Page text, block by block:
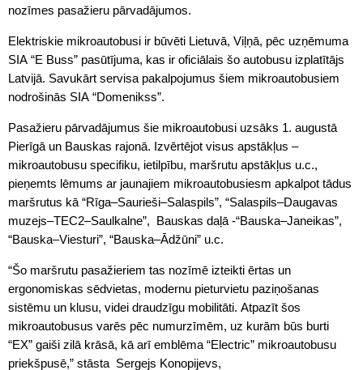
nozīmes pasažieru pārvadājumos.
Elektriskie mikroautobusi ir būvēti Lietuvā, Viļņā, pēc uzņēmuma
SIA “E Buss” pasūtījuma, kas ir oficiālais šo autobusu izplatītājs
Latvijā. Savukārt servisa pakalpojumus šiem mikroautobusiem
nodrošinās SIA “Domenikss”.
Pasažieru pārvadājumus šie mikroautobusi uzsāks 1. augustā
Pierīgā un Bauskas rajonā. Izvērtējot visus apstākļus –
mikroautobusu specifiku, ietilpību, maršrutu apstākļus u.c.,
pieņemts lēmums ar jaunajiem mikroautobusiesm apkalpot tādus
maršrutus kā “Rīga–Saurieši–Salaspils”, “Salaspils–Daugavas
muzejs–TEC2–Saulkalne”, Bauskas daļā -“Bauska–Janeikas”,
“Bauska–Viesturi”, “Bauska–Ādžūni” u.c.
“Šo maršrutu pasažieriem tas nozīmē izteikti ērtas un
ergonomiskas sēdvietas, modernu pieturvietu paziņošanas
sistēmu un klusu, videi draudzīgu mobilitāti. Atpazīt šos
mikroautobusus varēs pēc numurzīmēm, uz kurām būs burti
“EX” gaiši zilā krāsā, kā arī emblēma “Electric” mikroautobusu
priekšpusē,” stāsta Sergejs Konopijevs,